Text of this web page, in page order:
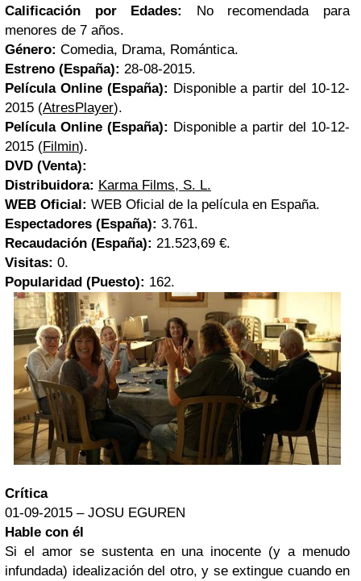
Calificación por Edades:
No recomendada para
menores de 7 años.
Género: Comedia, Drama, Romántica.
Estreno (España): 28-08-2015.
Película Online (España): Disponible a partir del 10-12-
2015 (AtresPlayer).
Película Online (España): Disponible a partir del 10-12-
2015 (Filmin).
DVD (Venta):
Distribuidora: Karma Films, S. L.
WEB Oficial: WEB Oficial de la película en España.
Espectadores (España): 3.761.
Recaudación (España): 21.523,69 €.
Visitas: 0.
Popularidad (Puesto): 162.
Crítica
01-09-2015 – JOSU EGUREN
Hable con él
Si el amor se sustenta en una inocente (y a menudo
infundada) idealización del otro, y se extingue cuando en